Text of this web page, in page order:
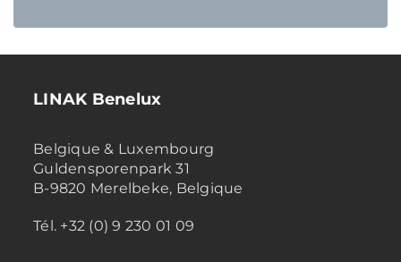
LINAK Benelux
Belgique & Luxembourg
Guldensporenpark 31
B-9820 Merelbeke, Belgique
Tél. +32 (0) 9 230 01 09